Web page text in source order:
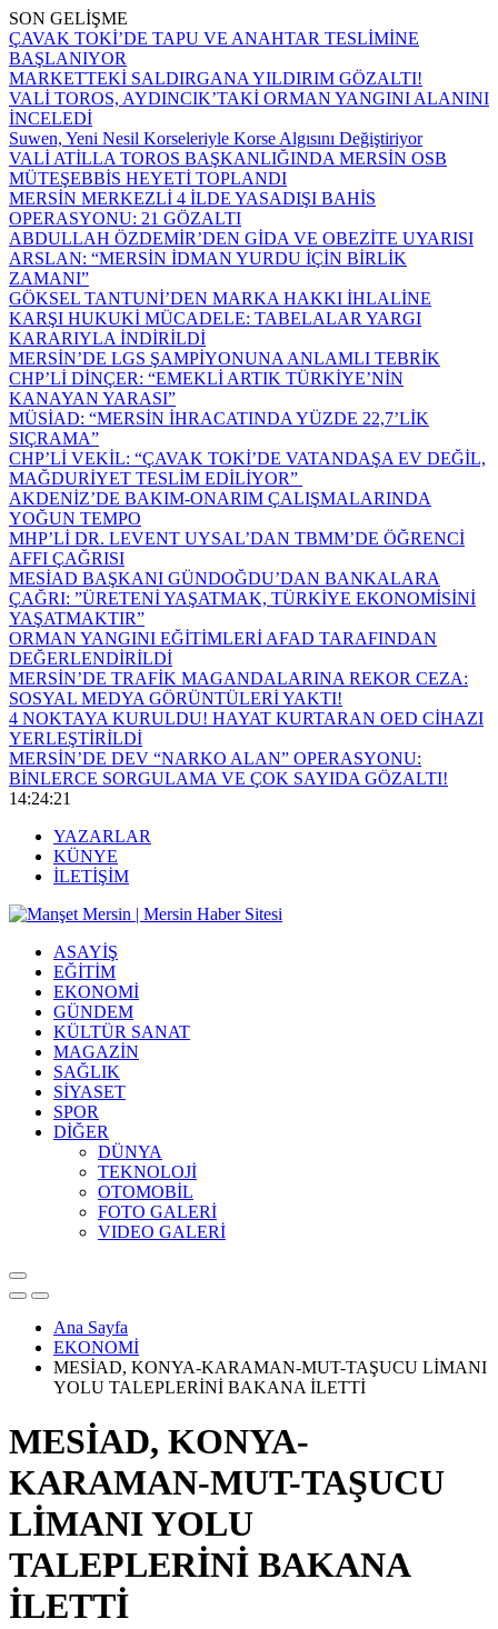
SON GELİŞME
ÇAVAK TOKİ’DE TAPU VE ANAHTAR TESLİMİNE
BAŞLANIYOR
MARKETTEKİ SALDIRGANA YILDIRIM GÖZALTI!
VALİ TOROS, AYDINCIK’TAKİ ORMAN YANGINI ALANINI
İNCELEDİ
Suwen, Yeni Nesil Korseleriyle Korse Algısını Değiştiriyor
VALİ ATİLLA TOROS BAŞKANLIĞINDA MERSİN OSB
MÜTEŞEBBİS HEYETİ TOPLANDI
MERSİN MERKEZLİ 4 İLDE YASADIŞI BAHİS
OPERASYONU: 21 GÖZALTI
ABDULLAH ÖZDEMİR’DEN GİDA VE OBEZİTE UYARISI
ARSLAN: “MERSİN İDMAN YURDU İÇİN BİRLİK
ZAMANI”
GÖKSEL TANTUNİ’DEN MARKA HAKKI İHLALİNE
KARŞI HUKUKİ MÜCADELE: TABELALAR YARGI
KARARIYLA İNDİRİLDİ
MERSİN’DE LGS ŞAMPİYONUNA ANLAMLI TEBRİK
CHP’Lİ DİNÇER: “EMEKLİ ARTIK TÜRKİYE’NİN
KANAYAN YARASI”
MÜSİAD: “MERSİN İHRACATINDA YÜZDE 22,7’LİK
SIÇRAMA”
CHP’Lİ VEKİL: “ÇAVAK TOKİ’DE VATANDAŞA EV DEĞİL,
MAĞDURİYET TESLİM EDİLİYOR”
AKDENİZ’DE BAKIM-ONARIM ÇALIŞMALARINDA
YOĞUN TEMPO
MHP’Lİ DR. LEVENT UYSAL’DAN TBMM’DE ÖĞRENCİ
AFFI ÇAĞRISI
MESİAD BAŞKANI GÜNDOĞDU’DAN BANKALARA
ÇAĞRI: ​”ÜRETENİ YAŞATMAK, TÜRKİYE EKONOMİSİNİ
YAŞATMAKTIR”
ORMAN YANGINI EĞİTİMLERİ AFAD TARAFINDAN
DEĞERLENDİRİLDİ
MERSİN’DE TRAFİK MAGANDALARINA REKOR CEZA:
SOSYAL MEDYA GÖRÜNTÜLERİ YAKTI!
4 NOKTAYA KURULDU! HAYAT KURTARAN OED CİHAZI
YERLEŞTİRİLDİ
MERSİN’DE DEV “NARKO ALAN” OPERASYONU:
BİNLERCE SORGULAMA VE ÇOK SAYIDA GÖZALTI!
14:24:21
YAZARLAR
KÜNYE
İLETİŞİM
ASAYİŞ
EĞİTİM
EKONOMİ
GÜNDEM
KÜLTÜR SANAT
MAGAZİN
SAĞLIK
SİYASET
SPOR
DİĞER
DÜNYA
TEKNOLOJİ
OTOMOBİL
FOTO GALERİ
VIDEO GALERİ
Ana Sayfa
EKONOMİ
MESİAD, KONYA-KARAMAN-MUT-TAŞUCU LİMANI
YOLU TALEPLERİNİ BAKANA İLETTİ
MESİAD, KONYA-
KARAMAN-MUT-TAŞUCU
LİMANI YOLU
TALEPLERİNİ BAKANA
İLETTİ